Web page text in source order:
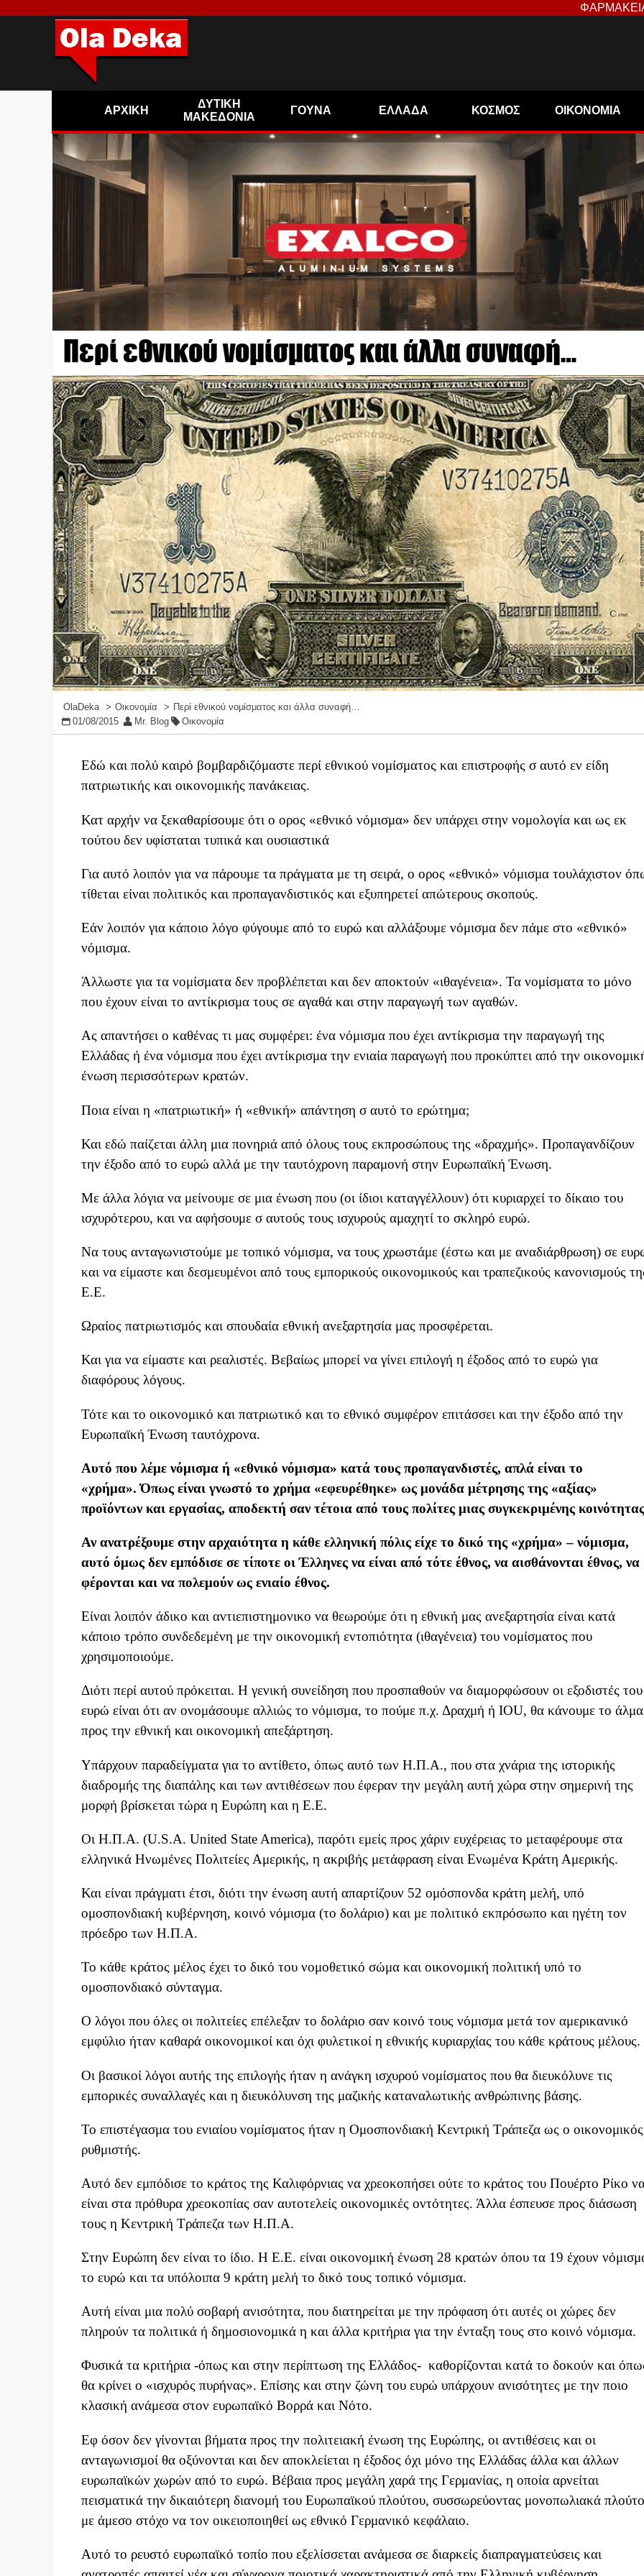
ΑΡΧΙΚΗ
ΔΥΤΙΚΗ
ΜΑΚΕΔΟΝΙΑ
ΓΟΥΝΑ ΕΛΛΑΔΑ ΚΟΣΜΟΣ ΟΙΚΟΝΟΜΙΑ
Περί εθνικού νομίσματος και άλλα συναφή…
OlaDeka Οικονομία
Περί εθνικού νομίσματος και άλλα συναφή…
01/08/2015
Mr. Blog Οικονομία
Εδώ και πολύ καιρό βομβαρδιζόμαστε περί εθνικού νομίσματος και επιστροφής σ αυτό εν είδη
πατριωτικής και οικονομικής πανάκειας.
Κατ αρχήν να ξεκαθαρίσουμε ότι ο ορος «εθνικό νόμισμα» δεν υπάρχει στην νομολογία και ως εκ
τούτου δεν υφίσταται τυπικά και ουσιαστικά
Για αυτό λοιπόν για να πάρουμε τα πράγματα με τη σειρά, ο ορος «εθνικό» νόμισμα τουλάχιστον
τίθεται είναι πολιτικός και προπαγανδιστικός και εξυπηρετεί απώτερους σκοπούς.
Εάν λοιπόν για κάποιο λόγο φύγουμε από το ευρώ και αλλάξουμε νόμισμα δεν πάμε στο «εθνικό»
νόμισμα.
Άλλωστε για τα νομίσματα δεν προβλέπεται και δεν αποκτούν «ιθαγένεια». Τα νομίσματα το μόνο
που έχουν είναι το αντίκρισμα τους σε αγαθά και στην παραγωγή των αγαθών.
Ας απαντήσει ο καθένας τι μας συμφέρει: ένα νόμισμα που έχει αντίκρισμα την παραγωγή της
Ελλάδας ή ένα νόμισμα που έχει αντίκρισμα την ενιαία παραγωγή που προκύπτει από την
ένωση περισσότερων κρατών.
Ποια είναι η «πατριωτική» ή «εθνική» απάντηση σ αυτό το ερώτημα;
Και εδώ παίζεται άλλη μια πονηριά από όλους τους εκπροσώπους της «δραχμής». Προπαγανδίζουν
την έξοδο από το ευρώ αλλά με την ταυτόχρονη παραμονή στην Ευρωπαϊκή Ένωση.
Με άλλα λόγια να μείνουμε σε μια ένωση που (οι ίδιοι καταγγέλλουν) ότι κυριαρχεί το δίκαιο του
ισχυρότερου, και να αφήσουμε σ αυτούς τους ισχυρούς αμαχητί το σκληρό ευρώ.
Να τους ανταγωνιστούμε με τοπικό νόμισμα, να τους χρωστάμε (έστω και με αναδιάρθρωση) σε
και να είμαστε και δεσμευμένοι από τους εμπορικούς οικονομικούς και τραπεζικούς κανονισμούς
Ε.Ε.
Ωραίος πατριωτισμός και σπουδαία εθνική ανεξαρτησία μας προσφέρεται.
Και για να είμαστε και ρεαλιστές. Βεβαίως μπορεί να γίνει επιλογή η έξοδος από το ευρώ για
διαφόρους λόγους.
Τότε και το οικονομικό και πατριωτικό και το εθνικό συμφέρον επιτάσσει και την έξοδο από την
Ευρωπαϊκή Ένωση ταυτόχρονα.
Αυτό που λέμε νόμισμα ή «εθνικό νόμισμα» κατά τους προπαγανδιστές, απλά είναι το
«χρήμα». Όπως είναι γνωστό το χρήμα «εφευρέθηκε» ως μονάδα μέτρησης της «αξίας»
προϊόντων και εργασίας, αποδεκτή σαν τέτοια από τους πολίτες μιας συγκεκριμένης
Αν ανατρέξουμε στην αρχαιότητα η κάθε ελληνική πόλις είχε το δικό της «χρήμα» – νόμισμα,
αυτό όμως δεν εμπόδισε σε τίποτε οι Έλληνες να είναι από τότε έθνος, να αισθάνονται έθνος, να
φέρονται και να πολεμούν ως ενιαίο έθνος.
Είναι λοιπόν άδικο και αντιεπιστημονικο να θεωρούμε ότι η εθνική μας ανεξαρτησία είναι κατά
κάποιο τρόπο συνδεδεμένη με την οικονομική εντοπιότητα (ιθαγένεια) του νομίσματος που
χρησιμοποιούμε.
Διότι περί αυτού πρόκειται. Η γενική συνείδηση που προσπαθούν να διαμορφώσουν οι εξοδιστές του
ευρώ είναι ότι αν ονομάσουμε αλλιώς το νόμισμα, το πούμε π.χ. Δραχμή ή IOU, θα κάνουμε το άλμα
προς την εθνική και οικονομική απεξάρτηση.
Υπάρχουν παραδείγματα για το αντίθετο, όπως αυτό των Η.Π.Α., που στα χνάρια της ιστορικής
διαδρομής της διαπάλης και των αντιθέσεων που έφεραν την μεγάλη αυτή χώρα στην σημερινή της
μορφή βρίσκεται τώρα η Ευρώπη και η Ε.Ε.
Οι Η.Π.Α. (U.S.A. United State America), παρότι εμείς προς χάριν ευχέρειας το μεταφέρουμε στα
ελληνικά Ηνωμένες Πολιτείες Αμερικής, η ακριβής μετάφραση είναι Ενωμένα Κράτη Αμερικής.
Και είναι πράγματι έτσι, διότι την ένωση αυτή απαρτίζουν 52 ομόσπονδα κράτη μελή, υπό
ομοσπονδιακή κυβέρνηση, κοινό νόμισμα (το δολάριο) και με πολιτικό εκπρόσωπο και ηγέτη τον
πρόεδρο των Η.Π.Α.
Το κάθε κράτος μέλος έχει το δικό του νομοθετικό σώμα και οικονομική πολιτική υπό το
ομοσπονδιακό σύνταγμα.
Ο λόγοι που όλες οι πολιτείες επέλεξαν το δολάριο σαν κοινό τους νόμισμα μετά τον αμερικανικό
εμφύλιο ήταν καθαρά οικονομικοί και όχι φυλετικοί η εθνικής κυριαρχίας του κάθε κράτους μέλους.
Οι βασικοί λόγοι αυτής της επιλογής ήταν η ανάγκη ισχυρού νομίσματος που θα διευκόλυνε τις
εμπορικές συναλλαγές και η διευκόλυνση της μαζικής καταναλωτικής ανθρώπινης βάσης.
Το επιστέγασμα του ενιαίου νομίσματος ήταν η Ομοσπονδιακή Κεντρική Τράπεζα ως ο οικονομικός
ρυθμιστής.
Αυτό δεν εμπόδισε το κράτος της Καλιφόρνιας να χρεοκοπήσει ούτε το κράτος του Πουέρτο Ρίκο
είναι στα πρόθυρα χρεοκοπίας σαν αυτοτελείς οικονομικές οντότητες. Άλλα έσπευσε προς διάσωση
τους η Κεντρική Τράπεζα των Η.Π.Α.
Στην Ευρώπη δεν είναι το ίδιο. Η Ε.Ε. είναι οικονομική ένωση 28 κρατών όπου τα 19 έχουν
το ευρώ και τα υπόλοιπα 9 κράτη μελή το δικό τους τοπικό νόμισμα.
Αυτή είναι μια πολύ σοβαρή ανισότητα, που διατηρείται με την πρόφαση ότι αυτές οι χώρες δεν
πληρούν τα πολιτικά ή δημοσιονομικά η και άλλα κριτήρια για την ένταξη τους στο κοινό νόμισμα.
Φυσικά τα κριτήρια -όπως και στην περίπτωση της Ελλάδος- καθορίζονται κατά το δοκούν και
θα κρίνει ο «ισχυρός πυρήνας». Επίσης και στην ζώνη του ευρώ υπάρχουν ανισότητες με την ποιο
κλασική ανάμεσα στον ευρωπαϊκό Βορρά και Νότο.
Εφ όσον δεν γίνονται βήματα προς την πολιτειακή ένωση της Ευρώπης, οι αντιθέσεις και οι
ανταγωνισμοί θα οξύνονται και δεν αποκλείεται η έξοδος όχι μόνο της Ελλάδας άλλα και άλλων
ευρωπαϊκών χωρών από το ευρώ. Βέβαια προς μεγάλη χαρά της Γερμανίας, η οποία αρνείται
πεισματικά την δικαιότερη διανομή του Ευρωπαϊκού πλούτου, συσσωρεύοντας μονοπωλιακά πλούτο
με άμεσο στόχο να τον οικειοποιηθεί ως εθνικό Γερμανικό κεφάλαιο.
Αυτό το ρευστό ευρωπαϊκό τοπίο που εξελίσσεται ανάμεσα σε διαρκείς διαπραγματεύσεις και